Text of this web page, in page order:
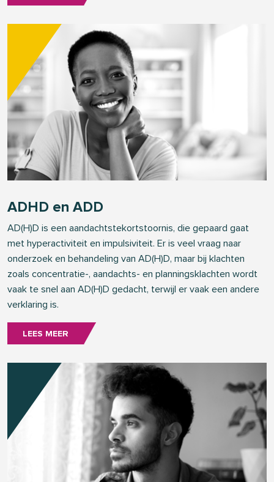
ADHD en ADD
AD(H)D is een aandachtstekortstoornis, die gepaard gaat
met hyperactiviteit en impulsiviteit. Er is veel vraag naar
onderzoek en behandeling van AD(H)D, maar bij klachten
zoals concentratie-, aandachts- en planningsklachten wordt
vaak te snel aan AD(H)D gedacht, terwijl er vaak een andere
verklaring is.
LEES MEER